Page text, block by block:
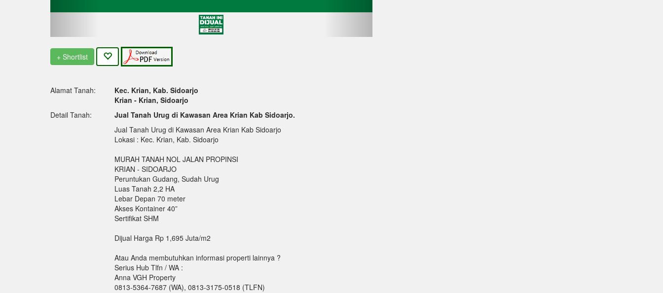
+ Shortlist
Alamat Tanah:
Kec. Krian, Kab. Sidoarjo
Krian - Krian, Sidoarjo
Detail Tanah:
Jual Tanah Urug di Kawasan Area Krian Kab Sidoarjo.
Jual Tanah Urug di Kawasan Area Krian Kab Sidoarjo
Lokasi : Kec. Krian, Kab. Sidoarjo
MURAH TANAH NOL JALAN PROPINSI
KRIAN - SIDOARJO
Peruntukan Gudang, Sudah Urug
Luas Tanah 2,2 HA
Lebar Depan 70 meter
Akses Kontainer 40”
Sertifikat SHM
Dijual Harga Rp 1,695 Juta/m2
Atau Anda membutuhkan informasi properti lainnya ?
Serius Hub Tlfn / WA :
Anna VGH Property
0813-5364-7687 (WA), 0813-3175-0518 (TLFN)